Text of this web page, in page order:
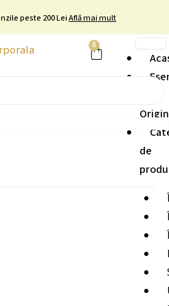
peste 200 LeiAflă mai mult
0 Cart
de